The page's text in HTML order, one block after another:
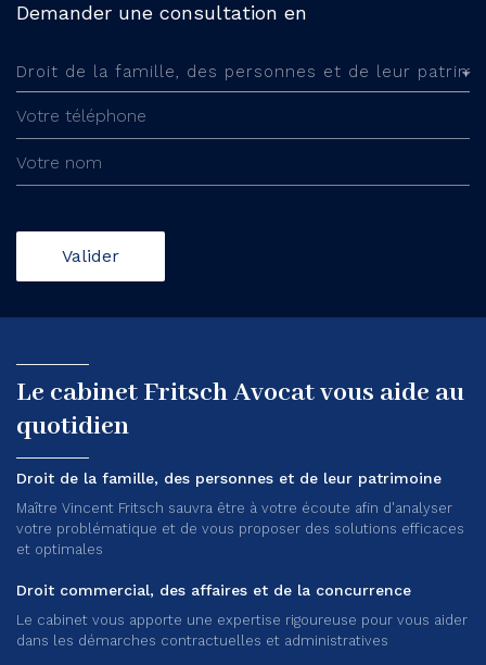
Demander une consultation en
Valider
Le cabinet Fritsch Avocat vous aide au
quotidien
Droit de la famille, des personnes et de leur patrimoine
Maître Vincent Fritsch sauvra être à votre écoute afin d'analyser
votre problématique et de vous proposer des solutions efficaces
et optimales
Droit commercial, des affaires et de la concurrence
Le cabinet vous apporte une expertise rigoureuse pour vous aider
dans les démarches contractuelles et administratives